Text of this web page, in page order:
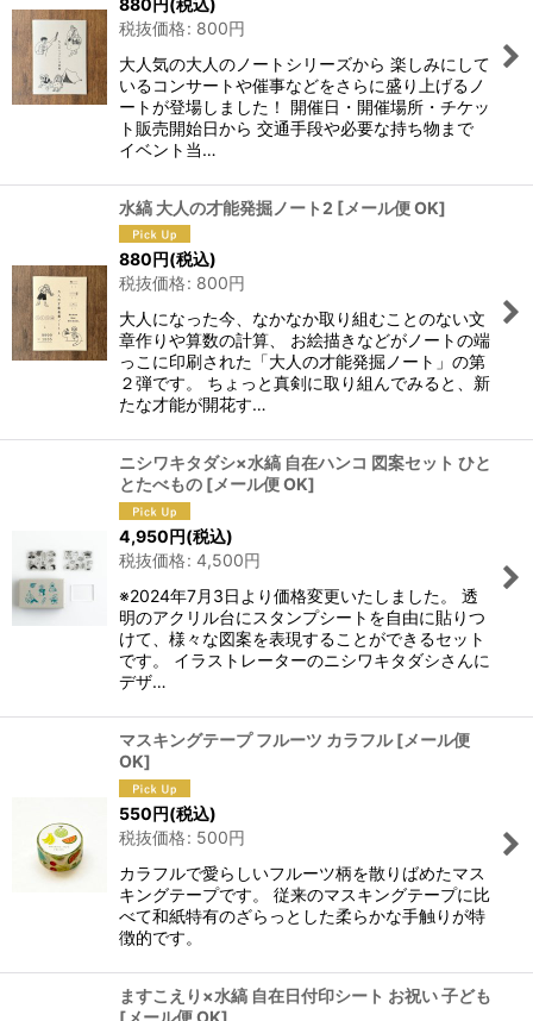
税抜価格: 800円
大人気の大人のノートシリーズから 楽しみにして
いるコンサートや催事などをさらに盛り上げるノ
ートが登場しました！ 開催日・開催場所・チケッ
ト販売開始日から 交通手段や必要な持ち物まで
イベント当…
水縞 大人の才能発掘ノート2 [メール便 OK]
880円(税込)
税抜価格: 800円
大人になった今、なかなか取り組むことのない文
章作りや算数の計算、 お絵描きなどがノートの端
っこに印刷された「大人の才能発掘ノート」の第
２弾です。 ちょっと真剣に取り組んでみると、新
たな才能が開花す…
ニシワキタダシ×水縞 自在ハンコ 図案セット ひと
とたべもの [メール便 OK]
4,950円(税込)
税抜価格: 4,500円
※2024年7月3日より価格変更いたしました。 透
明のアクリル台にスタンプシートを自由に貼りつ
けて、様々な図案を表現することができるセット
です。 イラストレーターのニシワキタダシさんに
デザ…
マスキングテープ フルーツ カラフル [メール便
OK]
550円(税込)
税抜価格: 500円
カラフルで愛らしいフルーツ柄を散りばめたマス
キングテープです。 従来のマスキングテープに比
べて和紙特有のざらっとした柔らかな手触りが特
徴的です。
ますこえり×水縞 自在日付印シート お祝い 子ども
[メール便 OK]